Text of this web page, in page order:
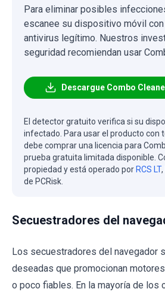
Para eliminar posibles
escanee su dispositivo móvil
antivirus legítimo. Nuestros
seguridad recomiendan usar
Descargue Combo
El detector gratuito verifica si su
infectado. Para usar el producto con
debe comprar una licencia para
prueba gratuita limitada disponible.
propiedad y está operado porRCS LT
de PCRisk.
Secuestradores del
Los secuestradores del navegador
deseadas que promocionan
o poco fiables. En la mayoría de los